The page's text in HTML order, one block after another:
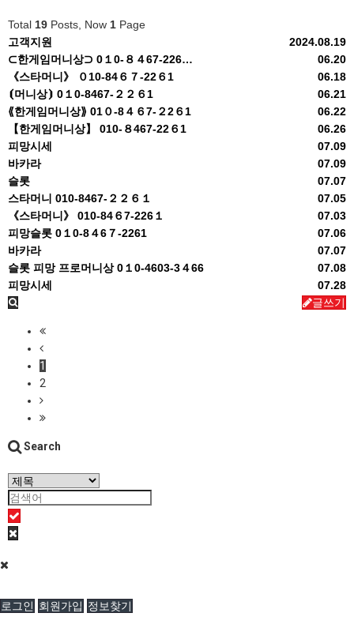
Total 19 Posts, Now 1 Page
2024.08.19
고객지원
06.20
⊂한​게임​머니​상⊃ 0１​0-​８４​67​-2​26…
06.18
《스​타머​니》 ０1​0-​84​６７​-2​2６​1
06.21
⦗머니상⦘ 0１0-8467-２２６1
06.22
⟪한게임머니상⟫ 01０-8４６7-２2６1
06.26
【한게임머니상】 010-８467-22６1
07.09
피망시세
07.09
바카라
07.07
슬롯
07.05
스타머니 010-8467-２２６１
07.03
《스타머니》 010-84６7-226１
07.06
피망슬롯 0１0-8４6７-2261
07.07
바카라
07.08
슬롯 피망 프로머니상 0１0-4603-3４66
07.28
피망시세
글쓰기
1
2
Search
로그인 회원가입 정보찾기